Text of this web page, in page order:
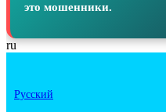
это мошенники.
ru
Русский